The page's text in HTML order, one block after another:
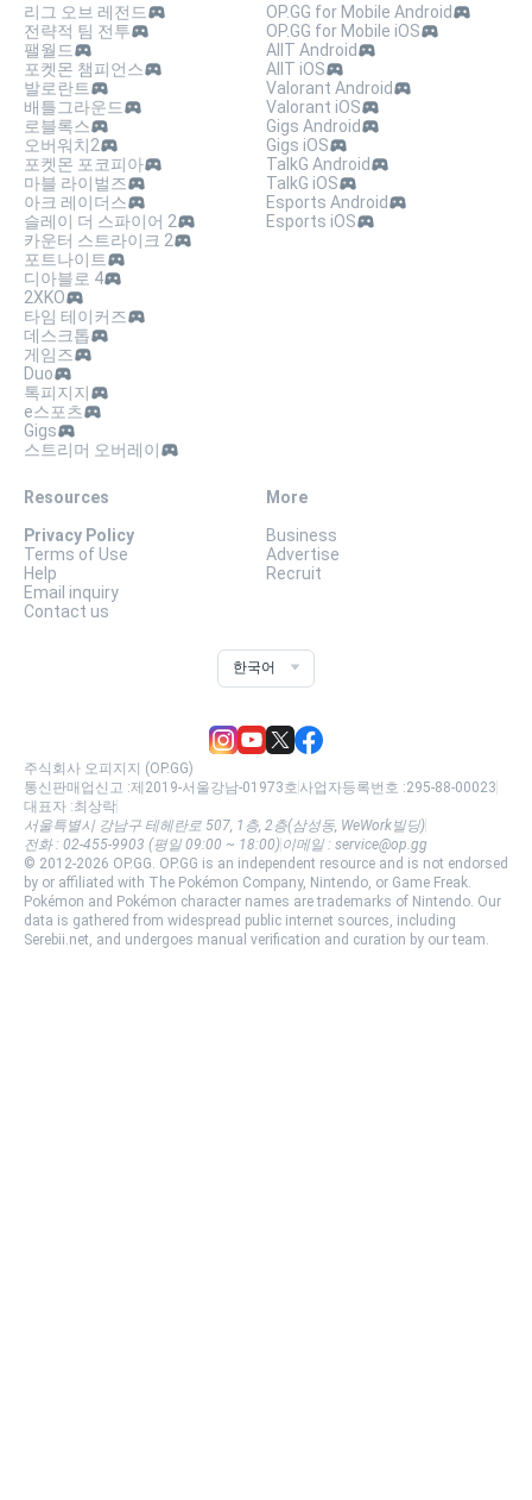
리그 오브 레전드
전략적 팀 전투
팰월드
포켓몬 챔피언스
발로란트
배틀그라운드
로블록스
오버워치2
포켓몬 포코피아
마블 라이벌즈
아크 레이더스
슬레이 더 스파이어 2
카운터 스트라이크 2
포트나이트
디아블로 4
2XKO
타임 테이커즈
데스크톱
게임즈
Duo
톡피지지
e스포츠
Gigs
스트리머 오버레이
OP.GG for Mobile Android
OP.GG for Mobile iOS
AllT Android
AllT iOS
Valorant Android
Valorant iOS
Gigs Android
Gigs iOS
TalkG Android
TalkG iOS
Esports Android
Esports iOS
Resources
Privacy Policy
Terms of Use
Help
Email inquiry
Contact us
More
Business
Advertise
Recruit
한국어
주식회사 오피지지 (OP.GG)
통신판매업신고 :제2019-서울강남-01973호 사업자등록번호 :295-88-00023
대표자 :최상락
서울특별시 강남구 테헤란로 507, 1층, 2층(삼성동, WeWork빌딩)
전화 : 02-455-9903 (평일 09:00 ~ 18:00) 이메일 : service@op.gg
© 2012-2026 OP.GG. OP.GG is an independent resource and is not endorsed
by or affiliated with The Pokémon Company, Nintendo, or Game Freak.
Pokémon and Pokémon character names are trademarks of Nintendo. Our
data is gathered from widespread public internet sources, including
Serebii.net, and undergoes manual verification and curation by our team.